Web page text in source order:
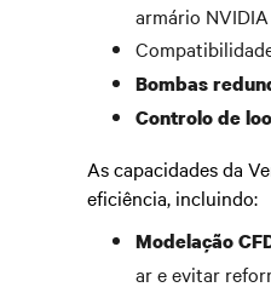
armário
Bombas
Controlo de
As capacidades da
eficiência, incluindo:
Modelação
ar e evitar